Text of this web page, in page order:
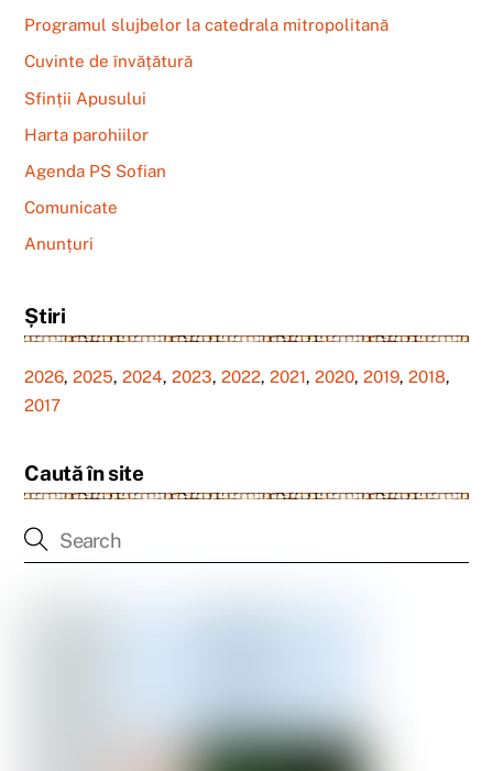
Programul slujbelor la catedrala mitropolitană
Cuvinte de învățătură
Sfinții Apusului
Harta parohiilor
Agenda PS Sofian
Comunicate
Anunțuri
Știri
2026,2025,2024,2023,2022,2021,2020,2019,2018,
2017
Caută în site